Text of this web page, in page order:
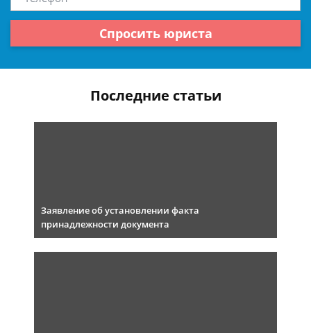
Спросить юриста
Последние статьи
Заявление об установлении факта
принадлежности документа